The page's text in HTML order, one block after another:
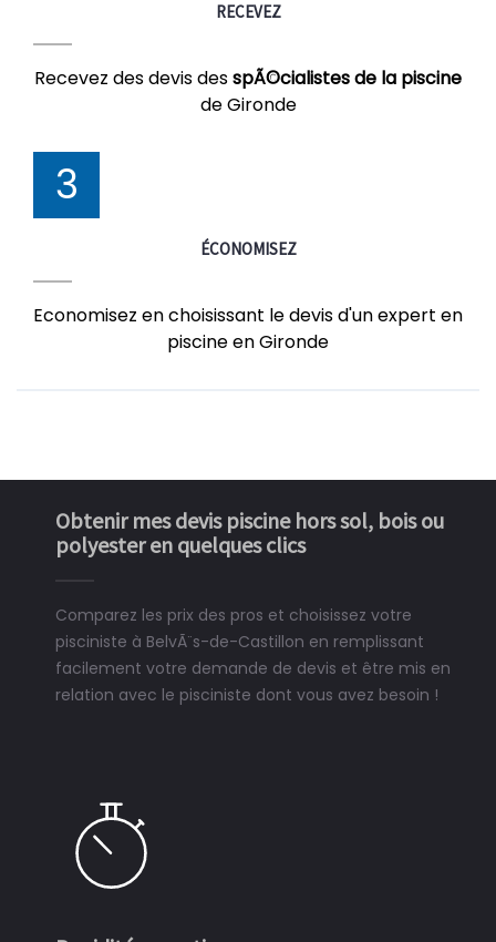
RECEVEZ
Recevez des devis desspÃ©cialistes de la piscine
de Gironde
3
ÉCONOMISEZ
Economisez en choisissant le devis d'un expert en
piscine en Gironde
Obtenir mes devis piscine hors sol, bois ou
polyester en quelques clics
Comparez les prix des pros et choisissez votre
pisciniste à BelvÃ¨s-de-Castillon en remplissant
facilement votre demande de devis et être mis en
relation avec le pisciniste dont vous avez besoin !